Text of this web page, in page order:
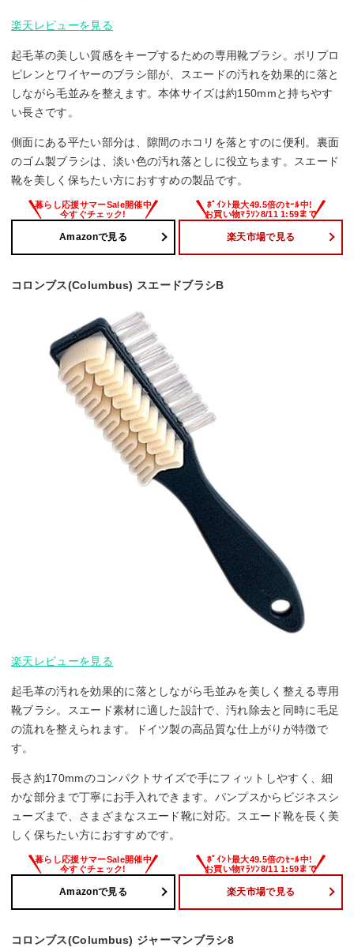
楽天レビューを見る
起毛革の美しい質感をキープするための専用靴ブラシ。ポリプロ
ピレンとワイヤーのブラシ部が、スエードの汚れを効果的に落と
しながら毛並みを整えます。本体サイズは約150mmと持ちやす
い長さです。
側面にある平たい部分は、隙間のホコリを落とすのに便利。裏面
のゴム製ブラシは、淡い色の汚れ落としに役立ちます。スエード
靴を美しく保ちたい方におすすめの製品です。
Amazonで見る 楽天市場で見る
コロンブス(Columbus) スエードブラシB
楽天レビューを見る
起毛革の汚れを効果的に落としながら毛並みを美しく整える専用
靴ブラシ。スエード素材に適した設計で、汚れ除去と同時に毛足
の流れを整えられます。ドイツ製の高品質な仕上がりが特徴で
す。
長さ約170mmのコンパクトサイズで手にフィットしやすく、細
かな部分まで丁寧にお手入れできます。パンプスからビジネスシ
ューズまで、さまざまなスエード靴に対応。スエード靴を長く美
しく保ちたい方におすすめです。
Amazonで見る 楽天市場で見る
コロンブス(Columbus) ジャーマンブラシ8